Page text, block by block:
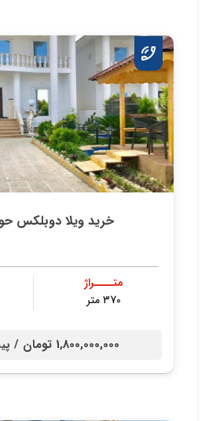
خرید ویلا دوبلکس
متــــراژ
370 متر
1,800,000,000 تومان /